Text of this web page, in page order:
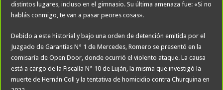
distintos lugares, incluso en el gimnasio. Su última amenaza fue: «Si no
hablás conmigo, te van a pasar peores cosas».
Debido a este historial y bajo una orden de detención emitida por el
Juzgado de Garantías N° 1 de Mercedes, Romero se presentó en la
comisaría de Open Door, donde ocurrió el violento ataque. La causa
está a cargo de la Fiscalía N° 10 de Luján, la misma que investigó la
muerte de Hernán Coll y la tentativa de homicidio contra Churquina en